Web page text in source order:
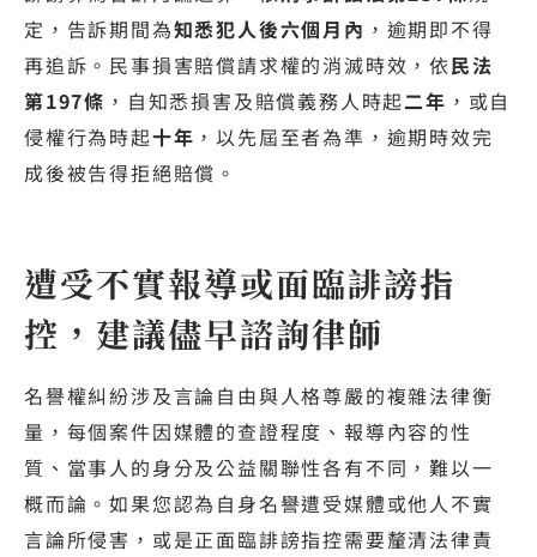
定，告訴期間為知悉犯人後六個月內 ，逾期即不得
再追訴。民事損害賠償請求權的消滅時效，依民法
第197條 ，自知悉損害及賠償義務人時起二年 ，或自
侵權行為時起十年 ，以先屆至者為準，逾期時效完
成後被告得拒絕賠償。
遭受不實報導或面臨誹謗指
控，建議儘早諮詢律師
名譽權糾紛涉及言論自由與人格尊嚴的複雜法律衡
量，每個案件因媒體的查證程度、報導內容的性
質、當事人的身分及公益關聯性各有不同，難以一
概而論。如果您認為自身名譽遭受媒體或他人不實
言論所侵害，或是正面臨誹謗指控需要釐清法律責